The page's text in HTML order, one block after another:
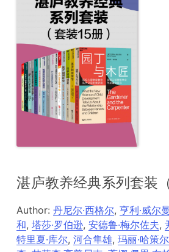
湛庐教养经典系列套装
Author:丹尼尔·西格尔,亨利·威尔曼
和,塔莎·罗伯逊,安德鲁·梅尔佐夫,
特里夏·库尔,河合隼雄,玛丽·哈策尔